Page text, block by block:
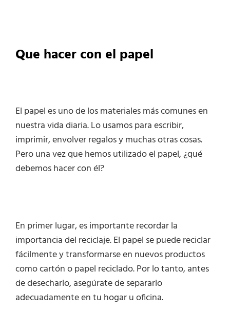
Que hacer con el papel
El papel es uno de los materiales más comunes en
nuestra vida diaria. Lo usamos para escribir,
imprimir, envolver regalos y muchas otras cosas.
Pero una vez que hemos utilizado el papel, ¿qué
debemos hacer con él?
En primer lugar, es importante recordar la
importancia del reciclaje. El papel se puede reciclar
fácilmente y transformarse en nuevos productos
como cartón o papel reciclado. Por lo tanto, antes
de desecharlo, asegúrate de separarlo
adecuadamente en tu hogar u oficina.